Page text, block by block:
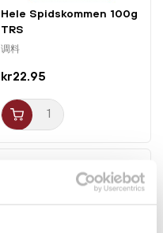
Hele Spidskommen 100g
TRS
调料
kr22.95